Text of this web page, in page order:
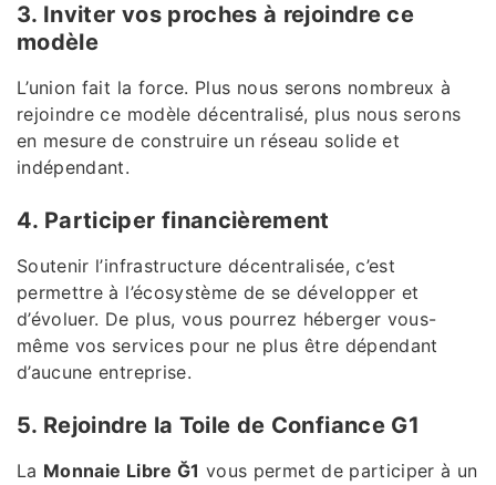
3. Inviter vos proches à rejoindre ce
modèle
L’union fait la force. Plus nous serons nombreux à
rejoindre ce modèle décentralisé, plus nous serons
en mesure de construire un réseau solide et
indépendant.
4. Participer financièrement
Soutenir l’infrastructure décentralisée, c’est
permettre à l’écosystème de se développer et
d’évoluer. De plus, vous pourrez héberger vous-
même vos services pour ne plus être dépendant
d’aucune entreprise.
5. Rejoindre la Toile de Confiance G1
La Monnaie Libre Ğ1 vous permet de participer à un